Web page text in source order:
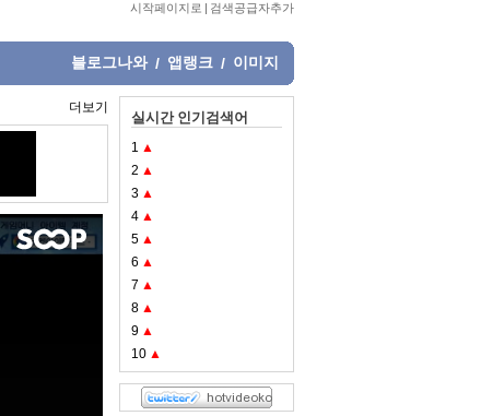
시작페이지로 | 검색공급자추가
블로그나와 / 앱랭크 / 이미지
더보기
실시간 인기검색어
1 ▲
2 ▲
3 ▲
4 ▲
5 ▲
6 ▲
7 ▲
8 ▲
9 ▲
10 ▲